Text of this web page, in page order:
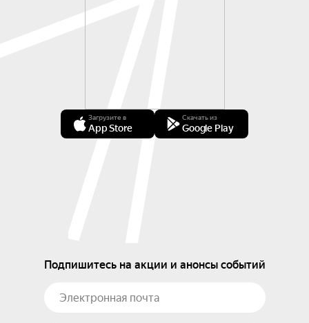
Загрузите в
App Store
Скачать из
Google Play
Подпишитесь на акции и анонсы событий